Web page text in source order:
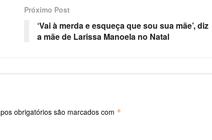
Próximo Post
‘Vai à merda e esqueça que sou sua mãe’, diz
a mãe de Larissa Manoela no Natal
obrigatórios são marcados com *